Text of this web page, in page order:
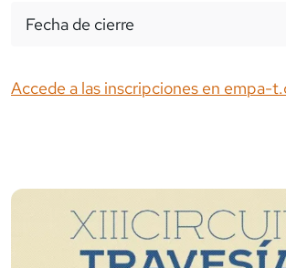
Fecha de cierre
Accede a las inscripciones en empa-